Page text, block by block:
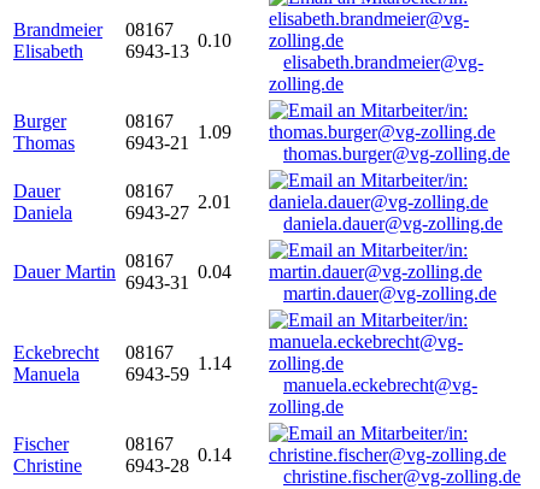
Brandmeier
Elisabeth
08167
6943-13
0.10
elisabeth.brandmeier@vg-
zolling.de
Burger
Thomas
08167
6943-21
1.09
thomas.burger@vg-zolling.de
Dauer
Daniela
08167
6943-27
2.01
daniela.dauer@vg-zolling.de
Dauer Martin
08167
6943-31
0.04
martin.dauer@vg-zolling.de
Eckebrecht
Manuela
08167
6943-59
1.14
manuela.eckebrecht@vg-
zolling.de
Fischer
Christine
08167
6943-28
0.14
christine.fischer@vg-zolling.de